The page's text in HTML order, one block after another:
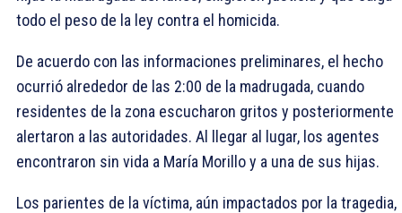
todo el peso de la ley contra el homicida.
De acuerdo con las informaciones preliminares, el hecho
ocurrió alrededor de las 2:00 de la madrugada, cuando
residentes de la zona escucharon gritos y posteriormente
alertaron a las autoridades. Al llegar al lugar, los agentes
encontraron sin vida a María Morillo y a una de sus hijas.
Los parientes de la víctima, aún impactados por la tragedia,